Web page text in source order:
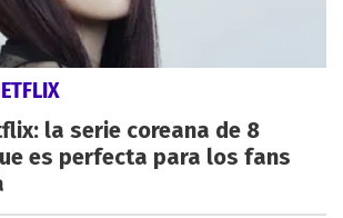
la serie coreana de 8
es perfecta para los fans